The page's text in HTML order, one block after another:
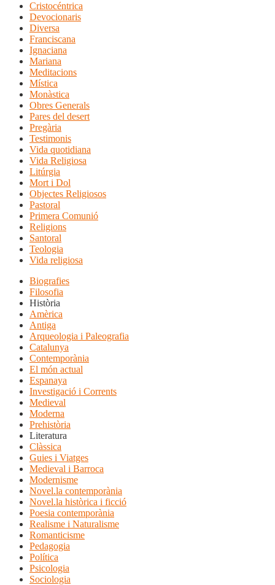
Cristocéntrica
Devocionaris
Diversa
Franciscana
Ignaciana
Mariana
Meditacions
Mística
Monàstica
Obres Generals
Pares del desert
Pregària
Testimonis
Vida quotidiana
Vida Religiosa
Litúrgia
Mort i Dol
Objectes Religiosos
Pastoral
Primera Comunió
Religions
Santoral
Teologia
Vida religiosa
Biografies
Filosofia
Història
Amèrica
Antiga
Arqueologia i Paleografia
Catalunya
Contemporània
El món actual
Espanaya
Investigació i Corrents
Medieval
Moderna
Prehistòria
Literatura
Clàssica
Guies i Viatges
Medieval i Barroca
Modernisme
Novel.la contemporània
Novel.la històrica i ficció
Poesia contemporània
Realisme i Naturalisme
Romanticisme
Pedagogia
Política
Psicologia
Sociologia